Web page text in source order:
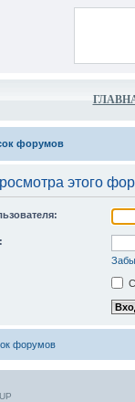
форумов
этого
форумов